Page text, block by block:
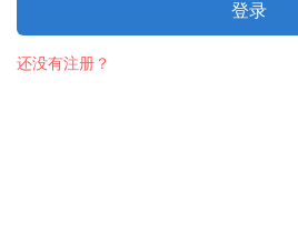
登录
还没有注册？